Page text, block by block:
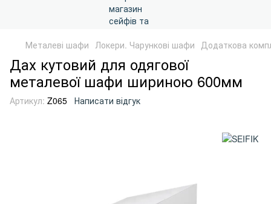
Металеві шафи Локери. Чарункові шафи Додаткова
Дах кутовий для одягової
металевої шафи шириною 600мм
Артикул: Z065 Написати відгук